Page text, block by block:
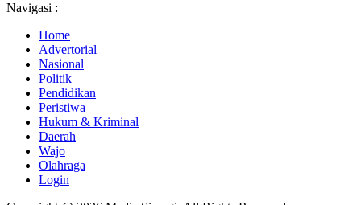
Navigasi :
Home
Advertorial
Nasional
Politik
Pendidikan
Peristiwa
Hukum & Kriminal
Daerah
Wajo
Olahraga
Login